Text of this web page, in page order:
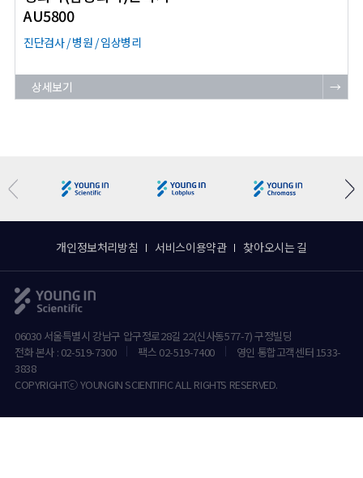
AU5800
진단검사 / 병원 / 임상병리
상세보기 →
개인정보처리방침 서비스이용약관 찾아오시는 길
06030 서울특별시 강남구 압구정로28길 22(신사동577-7) 구정빌딩
전화 본사 : 02-519-7300
팩스 02-519-7400
영인 통합고객센터 1533-
3838
COPYRIGHTⓒ YOUNGIN SCIENTIFIC ALL RIGHTS RESERVED.